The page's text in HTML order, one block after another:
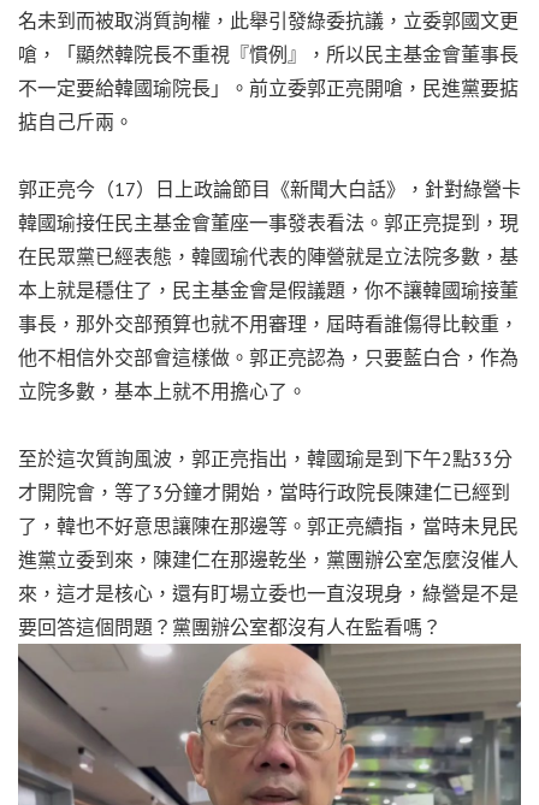
名未到而被取消質詢權，此舉引發綠委抗議，立委郭國文更
嗆，「顯然韓院長不重視『慣例』，所以民主基金會董事長
不一定要給韓國瑜院長」。前立委郭正亮開嗆，民進黨要掂
掂自己斤兩。
郭正亮今（17）日上政論節目《新聞大白話》，針對綠營卡
韓國瑜接任民主基金會董座一事發表看法。郭正亮提到，現
在民眾黨已經表態，韓國瑜代表的陣營就是立法院多數，基
本上就是穩住了，民主基金會是假議題，你不讓韓國瑜接董
事長，那外交部預算也就不用審理，屆時看誰傷得比較重，
他不相信外交部會這樣做。郭正亮認為，只要藍白合，作為
立院多數，基本上就不用擔心了。
至於這次質詢風波，郭正亮指出，韓國瑜是到下午2點33分
才開院會，等了3分鐘才開始，當時行政院長陳建仁已經到
了，韓也不好意思讓陳在那邊等。郭正亮續指，當時未見民
進黨立委到來，陳建仁在那邊乾坐，黨團辦公室怎麼沒催人
來，這才是核心，還有盯場立委也一直沒現身，綠營是不是
要回答這個問題？黨團辦公室都沒有人在監看嗎？